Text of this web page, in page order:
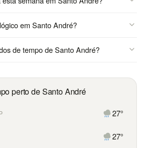
em Santo André?
de tempo de Santo André?
perto de Santo André
27°
27°